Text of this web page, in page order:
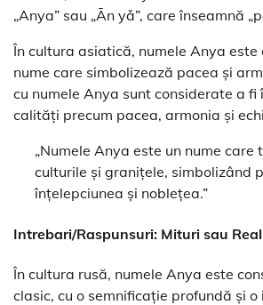
„Anya” sau „Ān yǎ”, care înseamnă
În cultura asiatică, numele Anya este
nume care simbolizează pacea și
cu numele Anya sunt considerate a fi
calități precum pacea, armonia și
„Numele Anya este un nume care
culturile și granițele, simbolizând
înțelepciunea și noblețea.”
Intrebari/Raspunsuri: Mituri sau
În cultura rusă, numele Anya este
clasic, cu o semnificație profundă și